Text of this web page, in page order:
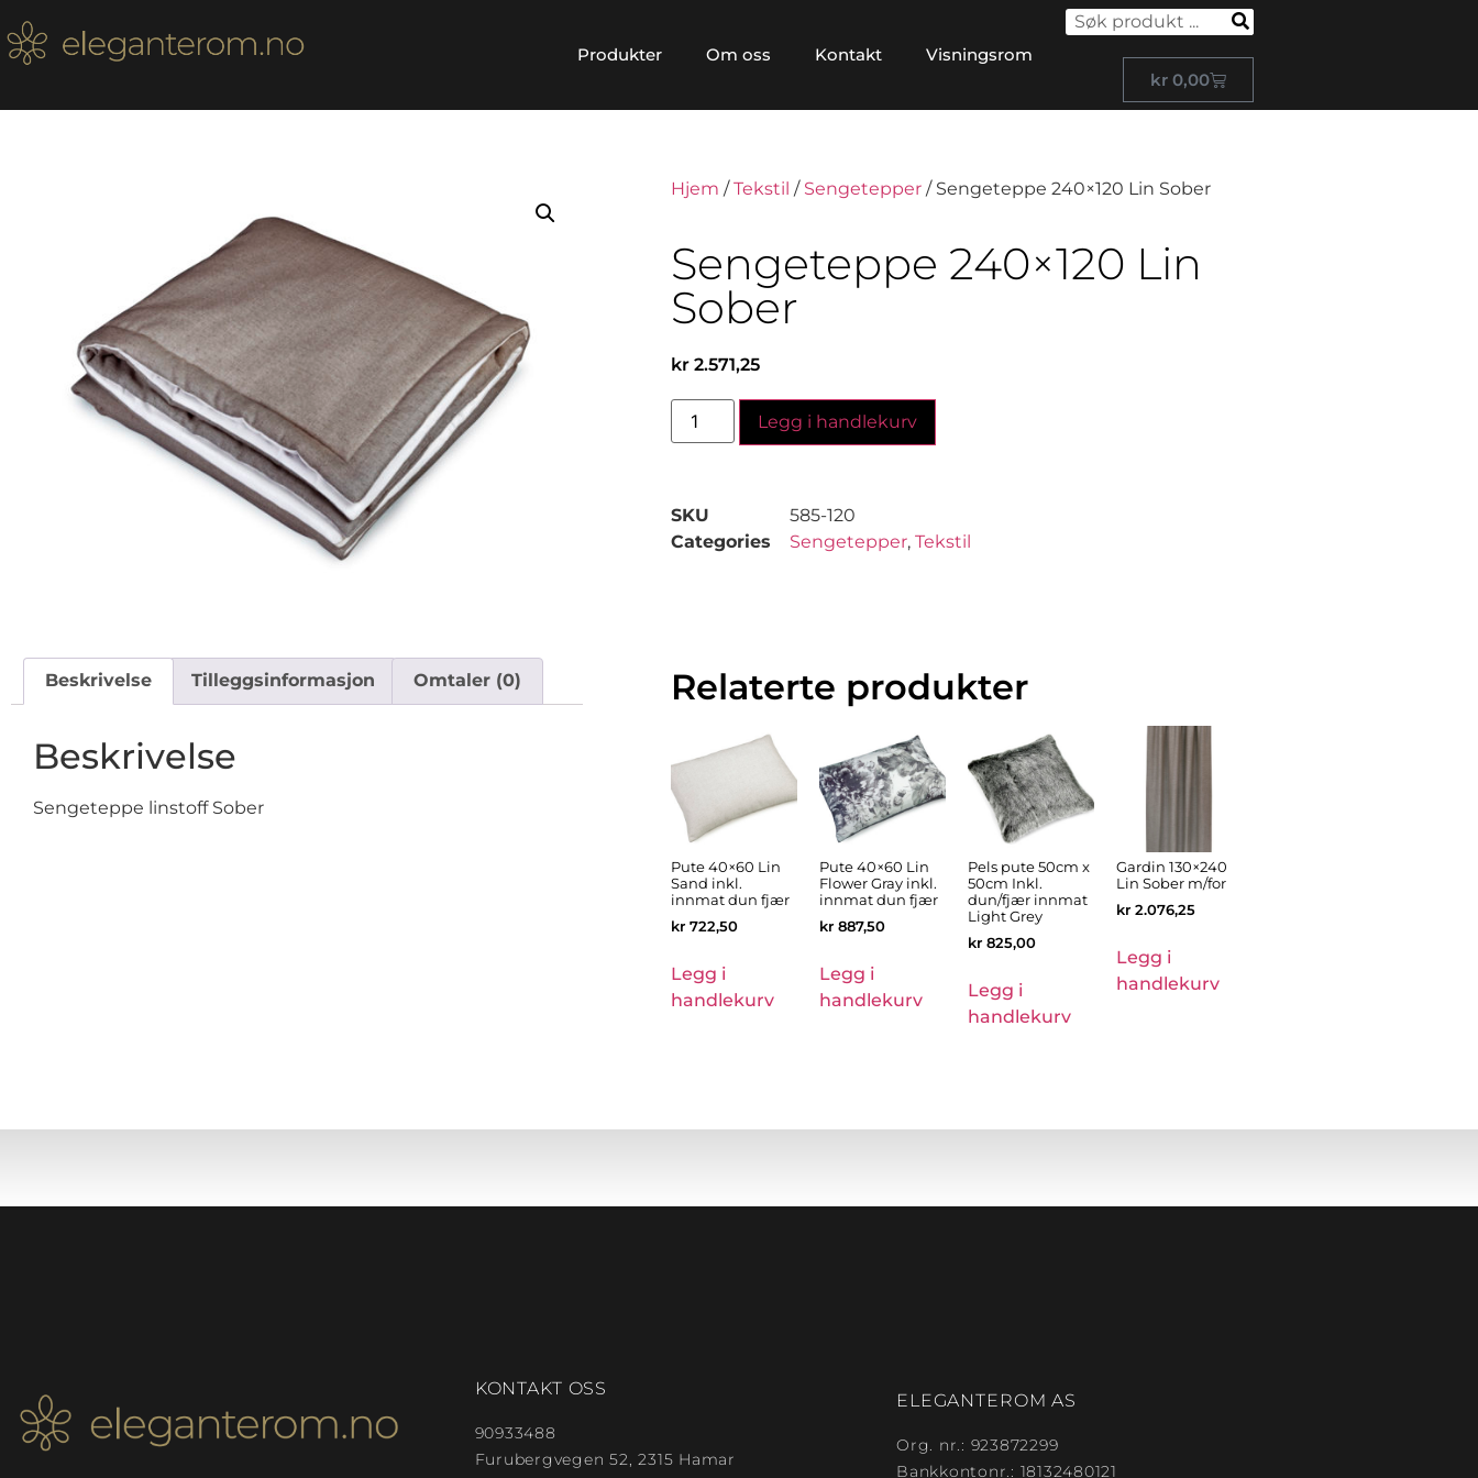
Produkter Om oss Kontakt
Visningsrom
kr 0,00
Hjem /Tekstil / Sengetepper / Sengeteppe 240×120 Lin Sober
Sengeteppe 240×120 Lin
Sober
kr 2.571,25
Legg i handlekurv
SKU
585-120
Categories
Sengetepper, Tekstil
Beskrivelse Tilleggsinformasjon Omtaler (0)
Beskrivelse
Sengeteppe linstoff Sober
Relaterte produkter
Pute 40×60 Lin
Sand inkl.
innmat dun fjær
kr 722,50
Legg i
handlekurv
Pute 40×60 Lin
Flower Gray inkl.
innmat dun fjær
kr 887,50
Legg i
handlekurv
Pels pute 50cm x
50cm Inkl.
dun/fjær innmat
Light Grey
kr 825,00
Legg i
handlekurv
Gardin 130×240
Lin Sober m/for
kr 2.076,25
Legg i
handlekurv
KONTAKT OSS
90933488
Furubergvegen 52, 2315 Hamar
ELEGANTEROM AS
Org. nr.: 923872299
Bankkontonr.: 18132480121